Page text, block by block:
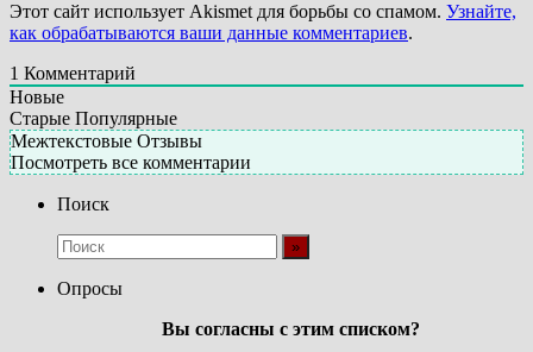
Этот сайт использует Akismet для борьбы со спамом. Узнайте,
как обрабатываются ваши данные комментариев.
1 Комментарий
Новые
Старые Популярные
Межтекстовые Отзывы
Посмотреть все комментарии
Поиск
Опросы
Вы согласны с этим списком?